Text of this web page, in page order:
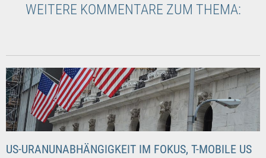
WEITERE KOMMENTARE ZUM THEMA:
US-URANUNABHÄNGIGKEIT IM FOKUS, T-MOBILE US